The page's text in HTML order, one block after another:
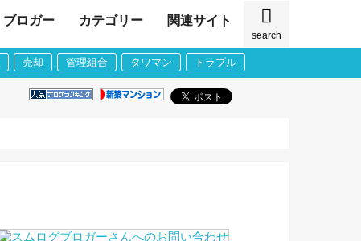
search
ブロガー カテゴリー 関連サイト
売却 管理組合 タワマン トラブル